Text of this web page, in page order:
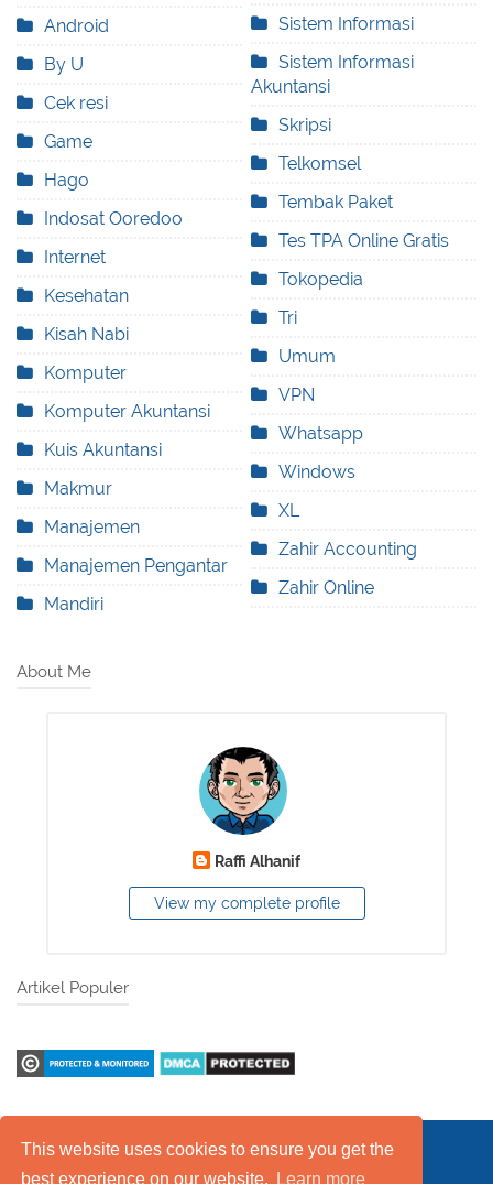
This website uses cookies to ensure you get the
best experience on our website.
Learn more
Android
By U
Cek resi
Game
Hago
Indosat Ooredoo
Internet
Kesehatan
Kisah Nabi
Komputer
Komputer Akuntansi
Kuis Akuntansi
Makmur
Manajemen
Manajemen Pengantar
Mandiri
Sistem Informasi
Sistem Informasi
Akuntansi
Skripsi
Telkomsel
Tembak Paket
Tes TPA Online Gratis
Tokopedia
Tri
Umum
VPN
Whatsapp
Windows
XL
Zahir Accounting
Zahir Online
About Me
Raffi Alhanif
View my complete profile
Artikel Populer
Kebijakan Layanan